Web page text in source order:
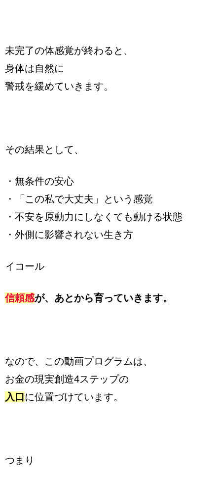
未完了の体感覚が終わると、
身体は自然に
警戒を緩めていきます。
その結果として、
・無条件の安心
・「この私で大丈夫」という感覚
・不安を原動力にしなくても動ける状態
・外側に影響されない生き方
イコール
信頼感が、あとから育っていきます。
なので、この動画プログラムは、
お金の現実創造4ステップの
入口 に位置づけています。
つまり